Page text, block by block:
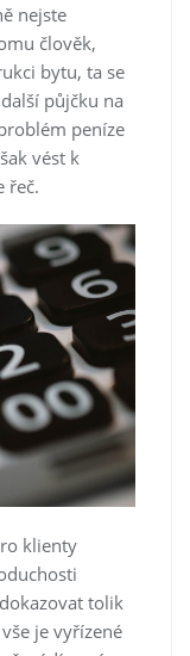
nejste
člověk,
bytu, ta se
půjčku na
peníze
vést k
řeč.
klienty
tolik
je vyřízené